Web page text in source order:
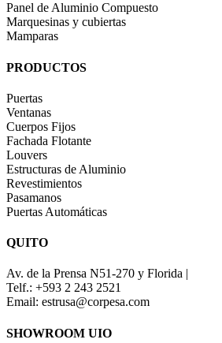
Panel de Aluminio Compuesto
Marquesinas y cubiertas
Mamparas
PRODUCTOS
Puertas
Ventanas
Cuerpos Fijos
Fachada Flotante
Louvers
Estructuras de Aluminio
Revestimientos
Pasamanos
Puertas Automáticas
QUITO
Av. de la Prensa N51-270 y Florida |
Telf.: +593 2 243 2521
Email: estrusa@corpesa.com
SHOWROOM UIO